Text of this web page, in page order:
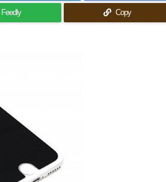
Feedly Copy